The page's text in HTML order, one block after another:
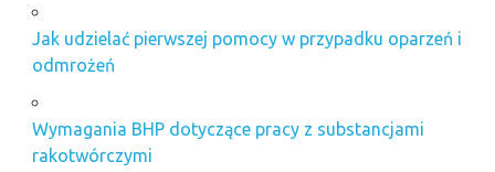
Jak udzielać pierwszej pomocy w przypadku oparzeń i
odmrożeń
Wymagania BHP dotyczące pracy z substancjami
rakotwórczymi